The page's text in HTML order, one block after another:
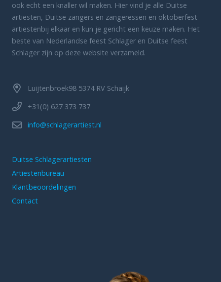
ook echt een knaller wil maken. Hier vind je alle Duitse
artiesten, Duitse zangers en zangeressen en oktoberfest
artiestenbij elkaar en kun je gericht een keuze maken. Het
beste van Nederlandse feest Schlager en Duitse feest
Schlager zijn op deze website verzameld.
Luijtenbroek98 5374 RV Schaijk
+31(0) 627 373 737
info@schlagerartiest.nl
Duitse Schlagerartiesten
Artiestenbureau
Klantbeoordelingen
Contact